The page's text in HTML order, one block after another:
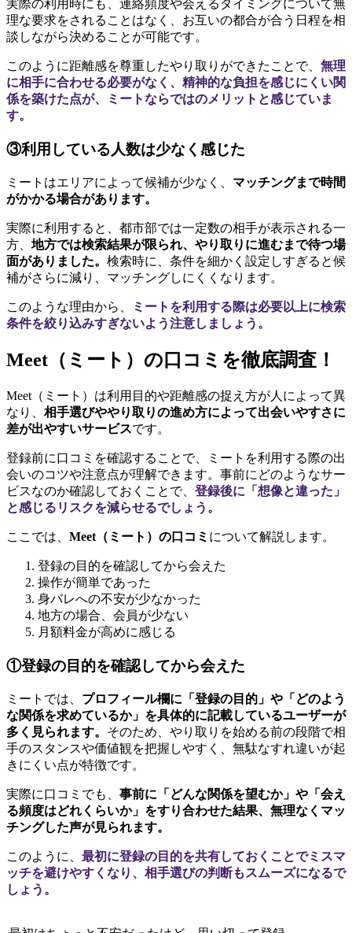
実際の利用時にも、連絡頻度や会えるタイミングについて無
理な要求をされることはなく、お互いの都合が合う日程を相
談しながら決めることが可能です。
このように距離感を尊重したやり取りができたことで、 無理
に相手に合わせる必要がなく、精神的な負担を感じにくい関
係を築けた点が、ミートならではのメリットと感じていま
す。
③利用している人数は少なく感じた
ミートはエリアによって候補が少なく、 マッチングまで時間
がかかる場合があります。
実際に利用すると、都市部では一定数の相手が表示される一
方、 地方では検索結果が限られ、やり取りに進むまで待つ場
面がありました。 検索時に、条件を細かく設定しすぎると候
補がさらに減り、マッチングしにくくなります。
このような理由から、
ミートを利用する際は必要以上に検索
条件を絞り込みすぎないよう注意しましょう。
Meet（ミート）の口コミを徹底調査！
Meet（ミート）は利用目的や距離感の捉え方が人によって異
なり、 相手選びややり取りの進め方によって出会いやすさに
差が出やすいサービスです。
登録前に口コミを確認することで、ミートを利用する際の出
会いのコツや注意点が理解できます。事前にどのようなサー
ビスなのか確認しておくことで、 登録後に「想像と違った」
と感じるリスクを減らせるでしょう。
ここでは、 Meet（ミート）の口コミ について解説します。
登録の目的を確認してから会えた
操作が簡単であった
身バレへの不安が少なかった
地方の場合、会員が少ない
月額料金が高めに感じる
①登録の目的を確認してから会えた
ミートでは、 プロフィール欄に「登録の目的」や「どのよう
な関係を求めているか」を具体的に記載しているユーザーが
多く見られます。 そのため、やり取りを始める前の段階で相
手のスタンスや価値観を把握しやすく、無駄なすれ違いが起
きにくい点が特徴です。
実際に口コミでも、 事前に「どんな関係を望むか」や「会え
る頻度はどれくらいか」をすり合わせた結果、無理なくマッ
チングした声が見られます。
このように、 最初に登録の目的を共有しておくことでミスマ
ッチを避けやすくなり、相手選びの判断もスムーズになるで
しょう。